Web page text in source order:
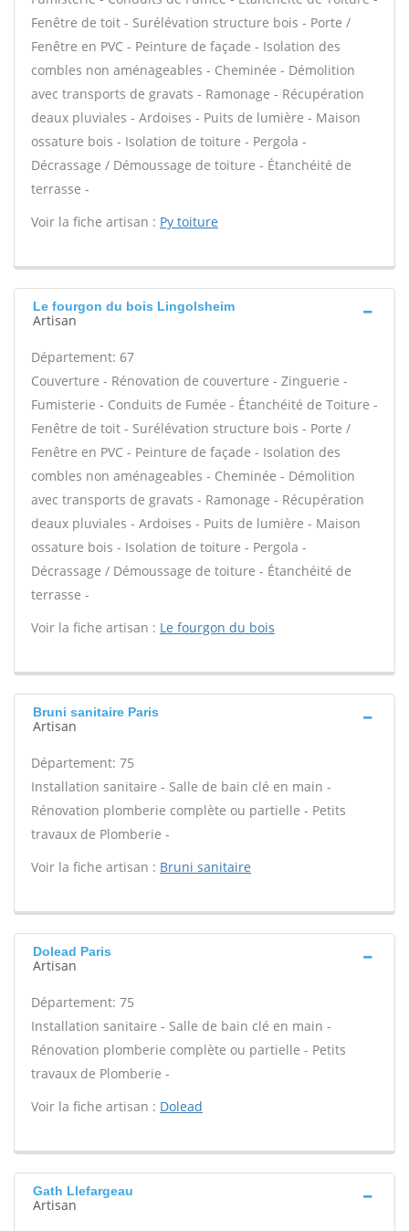
Fenêtre de toit - Surélévation structure bois - Porte /
Fenêtre en PVC - Peinture de façade - Isolation des
combles non aménageables - Cheminée - Démolition
avec transports de gravats - Ramonage - Récupération
deaux pluviales - Ardoises - Puits de lumière - Maison
ossature bois - Isolation de toiture - Pergola -
Décrassage / Démoussage de toiture - Étanchéité de
terrasse -
Voir la fiche artisan : Py toiture
Le fourgon du bois Lingolsheim
Artisan
Département: 67
Couverture - Rénovation de couverture - Zinguerie -
Fumisterie - Conduits de Fumée - Étanchéité de Toiture -
Fenêtre de toit - Surélévation structure bois - Porte /
Fenêtre en PVC - Peinture de façade - Isolation des
combles non aménageables - Cheminée - Démolition
avec transports de gravats - Ramonage - Récupération
deaux pluviales - Ardoises - Puits de lumière - Maison
ossature bois - Isolation de toiture - Pergola -
Décrassage / Démoussage de toiture - Étanchéité de
terrasse -
Voir la fiche artisan : Le fourgon du bois
Bruni sanitaire Paris
Artisan
Département: 75
Installation sanitaire - Salle de bain clé en main -
Rénovation plomberie complète ou partielle - Petits
travaux de Plomberie -
Voir la fiche artisan : Bruni sanitaire
Dolead Paris
Artisan
Département: 75
Installation sanitaire - Salle de bain clé en main -
Rénovation plomberie complète ou partielle - Petits
travaux de Plomberie -
Voir la fiche artisan : Dolead
Gath Llefargeau
Artisan